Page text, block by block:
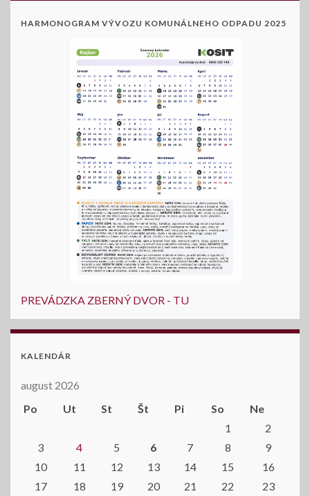
HARMONOGRAM VÝVOZU KOMUNÁLNEHO ODPADU 2025
PREVÁDZKA ZBERNÝ DVOR - TU
KALENDÁR
august 2026
Po
Ut St Št Pi So
Ne
1
2
3
4 5 6 7 8
9
10
11 12 13 14 15
16
17
18 19 20 21 22 23